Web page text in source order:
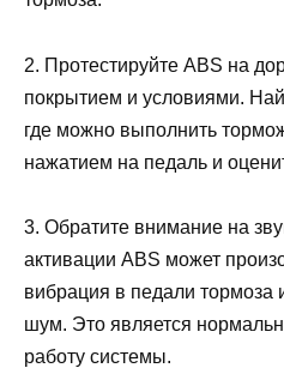
2. Протестируйте ABS на
покрытием и условиями.
где можно выполнить
нажатием на педаль и
3. Обратите внимание на
активации ABS может
вибрация в педали
шум. Это является
работу системы.